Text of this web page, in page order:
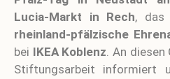
Lucia-Markt in Rech, das
rheinland-pfälzische
bei IKEA Koblenz. An diesen
Stiftungsarbeit informiert